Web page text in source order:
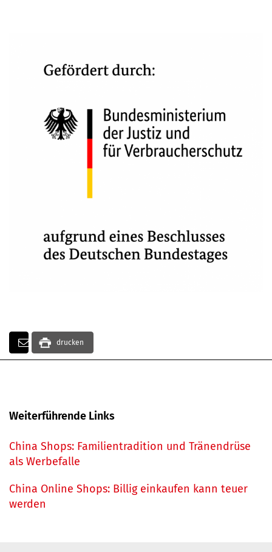
drucken
Weiterführende Links
China Shops: Familientradition und Tränendrüse
als Werbefalle
China Online Shops: Billig einkaufen kann teuer
werden